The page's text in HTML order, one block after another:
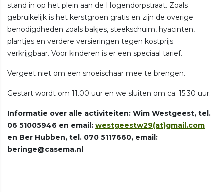
stand in op het plein aan de Hogendorpstraat. Zoals
gebruikelijk is het kerstgroen gratis en zijn de overige
benodigdheden zoals bakjes, steekschuim, hyacinten,
plantjes en verdere versieringen tegen kostprijs
verkrijgbaar. Voor kinderen is er een speciaal tarief.
Vergeet niet om een snoeischaar mee te brengen.
Gestart wordt om 11.00 uur en we sluiten om ca. 15.30 uur.
Informatie over alle activiteiten: Wim Westgeest, tel.
06 51005946 en email: westgeestw29(at)gmail.com
en Ber Hubben, tel. 070 5117660, email:
beringe@casema.nl